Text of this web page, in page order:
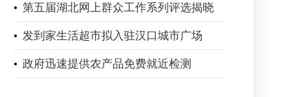
第五届湖北网上群众工作系列评选揭晓
发到家生活超市拟入驻汉口城市广场
政府迅速提供农产品免费就近检测